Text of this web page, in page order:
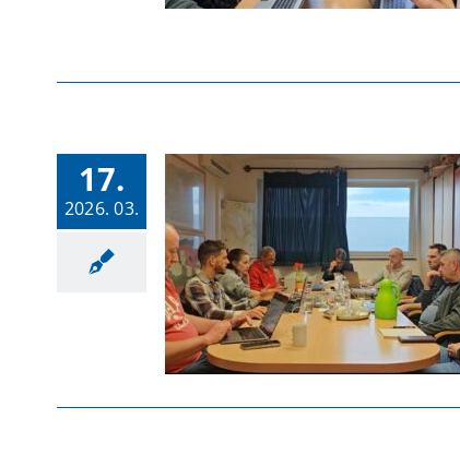
17.
2026. 03.